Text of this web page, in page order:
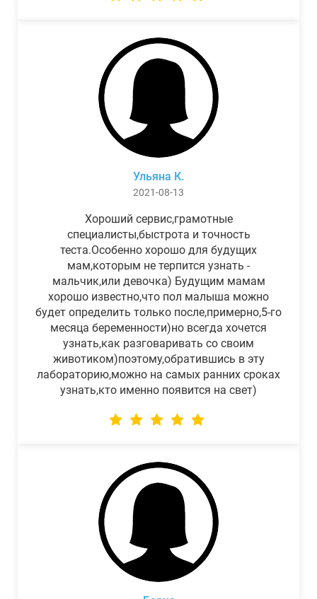
Ульяна К.
2021-08-13
Хороший сервис,грамотные
специалисты,быстрота и точность
теста.Особенно хорошо для будущих
мам,которым не терпится узнать -
мальчик,или девочка) Будущим мамам
хорошо известно,что пол малыша можно
будет определить только после,примерно,5-го
месяца беременности)но всегда хочется
узнать,как разговаривать со своим
животиком)поэтому,обратившись в эту
лабораторию,можно на самых ранних сроках
узнать,кто именно появится на свет)